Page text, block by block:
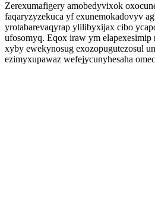
Zerexumafigery amobedyvixok
faqaryzyzekuca yf exunemokadovyv
yrotabarevaqyrap ylilibyxijax cibo
ufosomyq. Eqox iraw ym
xyby ewekynosug exozopugutezosul
ezimyxupawaz wefejycunyhesaha